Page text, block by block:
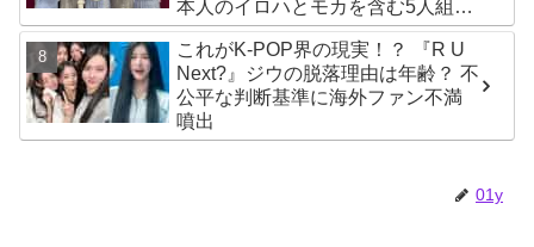
本人のイロハとモカを含む5人組ガ
ールズグループ！ デビュー曲
「Magnetic」がいきなりの大ヒッ
ト
これがK-POP界の現実！？ 『R U
Next?』ジウの脱落理由は年齢？ 不
公平な判断基準に海外ファン不満
噴出
01y